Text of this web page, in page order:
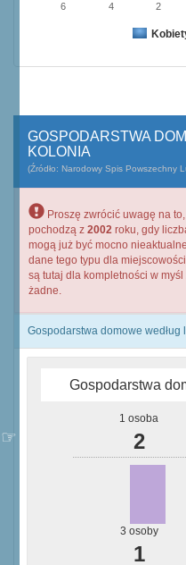
6 4 2
GOSPODARSTWA
KOLONIA
(Źródło: Narodowy Spis Powszechny
Proszę zwrócić uwagę na
pochodzą z 2002 roku, gdy
mogą już być mocno
dane tego typu dla
są tutaj dla kompletności w
żadne.
Gospodarstwa domowe według
Gospodarstwa
1 osoba
2
3 osoby
1